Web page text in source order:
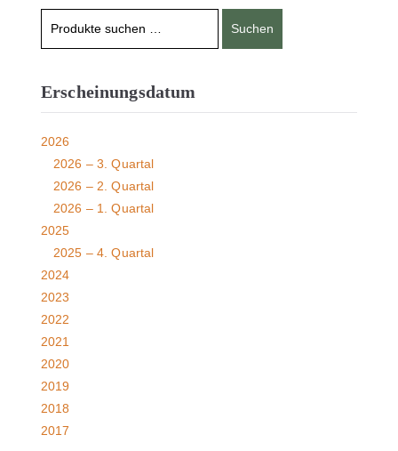
Suchen
Erscheinungsdatum
2026
2026 – 3. Quartal
2026 – 2. Quartal
2026 – 1. Quartal
2025
2025 – 4. Quartal
2024
2023
2022
2021
2020
2019
2018
2017